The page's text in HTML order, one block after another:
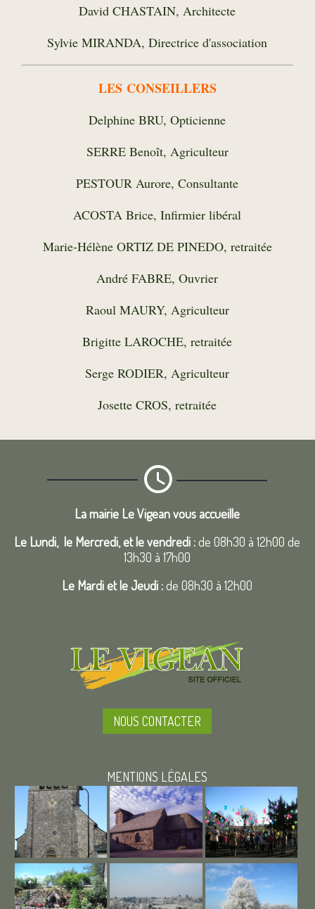
David CHASTAIN, Architecte
Sylvie MIRANDA, Directrice d'association
LES CONSEILLERS
Delphine BRU, Opticienne
SERRE Benoît, Agriculteur
PESTOUR Aurore, Consultante
ACOSTA Brice, Infirmier libéral
Marie-Hélène ORTIZ DE PINEDO, retraitée
André FABRE, Ouvrier
Raoul MAURY, Agriculteur
Brigitte LAROCHE, retraitée
Serge RODIER, Agriculteur
Josette CROS, retraitée
La mairie Le Vigean vous accueille
Le Lundi, le Mercredi, et le vendredi :de 08h30 à 12h00 de
13h30 à 17h00
Le Mardi et le Jeudi :de 08h30 à 12h00
NOUS CONTACTER
MENTIONS LÉGALES